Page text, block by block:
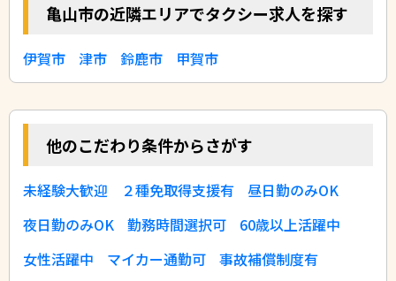
亀山市の近隣エリアでタクシー求人を探す
伊賀市 津市 鈴鹿市 甲賀市
他のこだわり条件からさがす
未経験大歓迎 ２種免取得支援有
昼日勤のみOK
夜日勤のみOK
勤務時間選択可
60歳以上活躍中
女性活躍中
マイカー通勤可
事故補償制度有